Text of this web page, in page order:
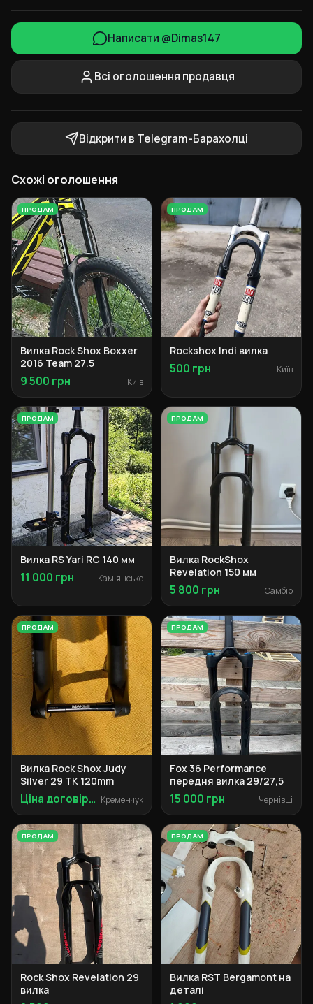
Написати @Dimas147
Всі оголошення продавця
Відкрити в Telegram-Барахолці
Схожі оголошення
ПРОДАМ
Вилка Rock Shox Boxxer
2016 Team 27.5
9 500 грн Київ
ПРОДАМ
Rockshox Indi вилка
500 грн Київ
ПРОДАМ
Вилка RS Yari RC 140 мм
11 000 грн Кам'янське
ПРОДАМ
Вилка RockShox
Revelation 150 мм
5 800 грн Самбір
ПРОДАМ
Вилка Rock Shox Judy
Silver 29 TK 120mm
Ціна договірна Кременчук
ПРОДАМ
Fox 36 Performance
передня вилка 29/27,5
15 000 грн Чернівці
ПРОДАМ
Rock Shox Revelation 29
вилка
ПРОДАМ
Вилка RST Bergamont на
деталі